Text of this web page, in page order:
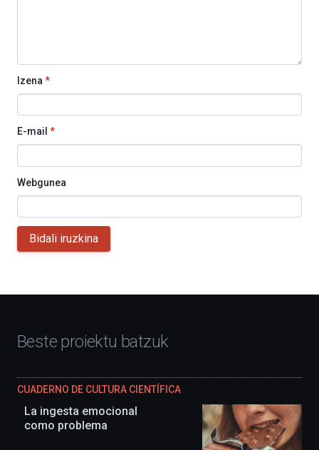
Izena *
E-mail *
Webgunea
Bidali iruzkina
Beste proiektu batzuk
CUADERNO DE CULTURA CIENTÍFICA
La ingesta emocional
como problema